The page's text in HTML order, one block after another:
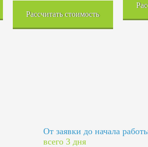
Рассчитать стоимость
От заявки до начала
всего 3 дня